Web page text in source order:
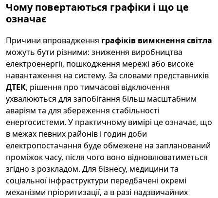
Чому повертаються графіки і що це
означає
Причини впровадження графіків вимкнення світла
можуть бути різними: зниження виробництва
електроенергії, пошкодження мережі або високе
навантаження на систему. За словами представників
ДТЕК, рішення про тимчасові відключення
ухвалюються для запобігання більш масштабним
аваріям та для збереження стабільності
енергосистеми. У практичному вимірі це означає, що
в межах певних районів і годин доби
електропостачання буде обмежене на запланований
проміжок часу, після чого воно відновлюватиметься
згідно з розкладом. Для бізнесу, медицини та
соціальної інфраструктури передбачені окремі
механізми пріоритизації, а в разі надзвичайних